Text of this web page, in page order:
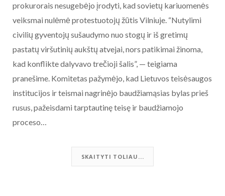
prokurorais nesugebėjo įrodyti, kad sovietų kariuomenės
veiksmai nulėmė protestuotojų žūtis Vilniuje. “Nutylimi
civilių gyventojų sušaudymo nuo stogų ir iš gretimų
pastatų viršutinių aukštų atvejai, nors patikimai žinoma,
kad konflikte dalyvavo trečioji šalis”, — teigiama
pranešime. Komitetas pažymėjo, kad Lietuvos teisėsaugos
institucijos ir teismai nagrinėjo baudžiamąsias bylas prieš
rusus, pažeisdami tarptautinę teisę ir baudžiamojo
proceso…
SKAITYTI TOLIAU...